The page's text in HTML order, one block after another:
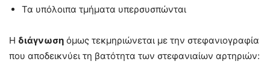
Τα υπόλοιπα τμήματα υπερσυσπώνται
Η διάγνωση όμως τεκμηριώνεται με την στεφανιογραφία
που αποδεικνύει τη βατότητα των στεφανιαίων αρτηριών: